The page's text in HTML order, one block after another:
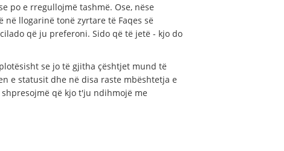
po e rregullojmë tashmë. Ose, nëse
llogarinë tonë zyrtare të Faqes së
që ju preferoni. Sido që të jetë - kjo do
se jo të gjitha çështjet mund të
e statusit dhe në disa raste mbështetja e
që kjo t'ju ndihmojë me